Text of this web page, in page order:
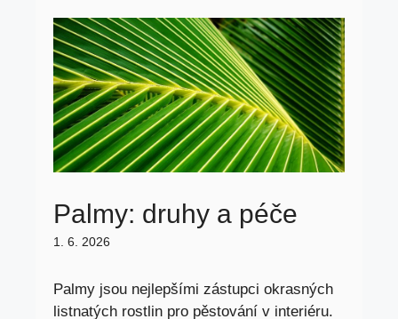
Palmy: druhy a péče
1. 6. 2026
Palmy jsou nejlepšími zástupci okrasných
listnatých rostlin pro pěstování v interiéru.